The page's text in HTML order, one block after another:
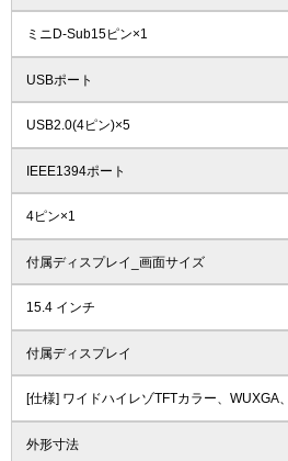
ミニD-Sub15ピン×1
USBポート
USB2.0(4ピン)×5
IEEE1394ポート
4ピン×1
付属ディスプレイ_画面サイズ
15.4 インチ
付属ディスプレイ
[仕様] ワイドハイレゾTFTカラー、
外形寸法